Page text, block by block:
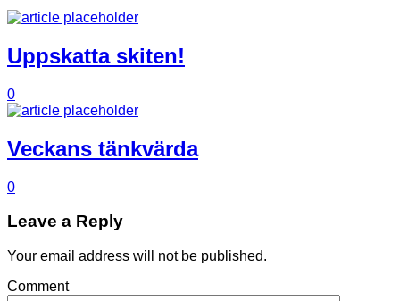
Uppskatta skiten!
0
Veckans tänkvärda
0
Leave a Reply
Your email address will not be published.
Comment